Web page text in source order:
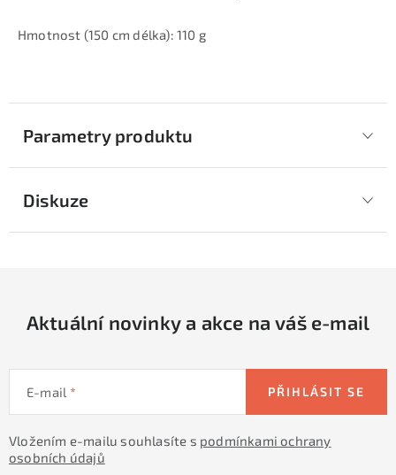
Hmotnost (150 cm délka): 110 g
Parametry produktu
Diskuze
Aktuální novinky a akce na váš e-mail
E-mail
Vložením e-mailu souhlasíte s podmínkami ochrany
osobních údajů
PŘIHLÁSIT SE